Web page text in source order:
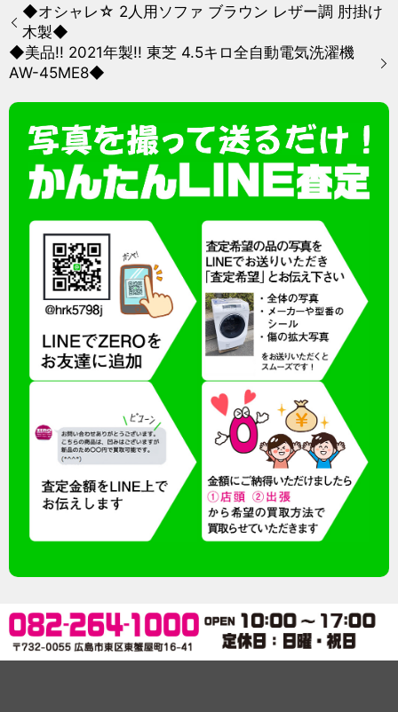
◆オシャレ☆ 2人用ソファ ブラウン レザー調 肘掛け
木製◆
◆美品!! 2021年製!! 東芝 4.5キロ全自動電気洗濯機
AW-45ME8◆